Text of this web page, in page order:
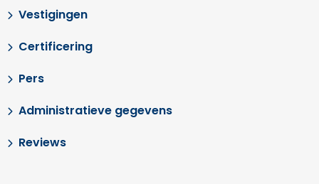
Vestigingen
Certificering
Pers
Administratieve gegevens
Reviews